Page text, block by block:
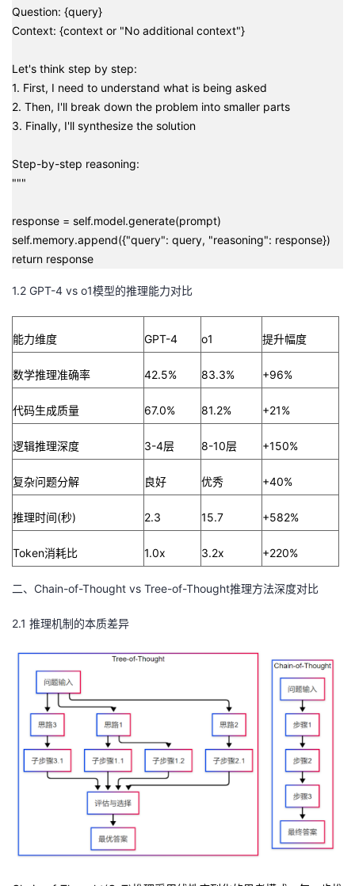
Question: {query}
Context: {context or "No additional context"}
Let's think step by step:
1. First, I need to understand what is being asked
2. Then, I'll break down the problem into smaller parts
3. Finally, I'll synthesize the solution
Step-by-step reasoning:
"""
response = self.model.generate(prompt)
self.memory.append({"query": query, "reasoning": response})
return response
1.2 GPT-4 vs o1模型的推理能力对比
能力维度 GPT-4 o1 提升幅度
数学推理准确率 42.5% 83.3% +96%
代码生成质量 67.0% 81.2% +21%
逻辑推理深度 3-4层 8-10层 +150%
复杂问题分解 良好 优秀 +40%
推理时间(秒) 2.3 15.7 +582%
Token消耗比 1.0x 3.2x +220%
二、Chain-of-Thought vs Tree-of-Thought推理方法深度对比
2.1 推理机制的本质差异